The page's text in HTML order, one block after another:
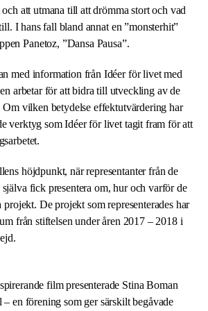
att utmana till att drömma stort och vad
I hans fall bland annat en ”monsterhit”
Panetoz, ”Dansa Pausa”.
med information från Idéer för livet med
arbetar för att bidra till utveckling av de
vilken betydelse effektutvärdering har
verktyg som Idéer för livet tagit fram för att
höjdpunkt, när representanter från de
fick presentera om, hur och varför de
projekt. De projekt som representerades har
från stiftelsen under åren 2017 – 2018 i
film presenterade Stina Boman
en förening som ger särskilt begåvade